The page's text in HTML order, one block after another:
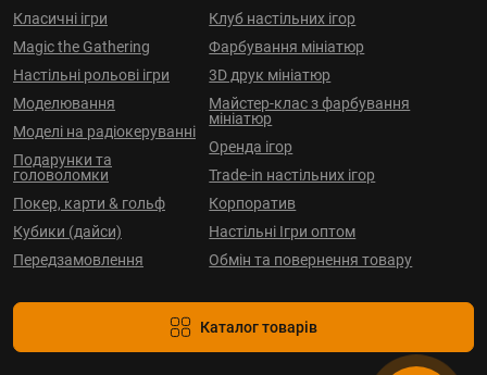
Класичні ігри
Magic the Gathering
Настільні рольові ігри
Моделювання
Моделі на радіокеруванні
Подарунки та
головоломки
Покер, карти & гольф
Кубики (дайси)
Передзамовлення
Клуб настільних ігор
Фарбування мініатюр
3D друк мініатюр
Майстер-клас з фарбування
мініатюр
Оренда ігор
Trade-in настільних ігор
Корпоратив
Настільні Ігри оптом
Обмін та повернення товару
Каталог товарів